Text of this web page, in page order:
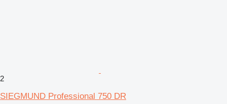
2
SIEGMUND Professional 750 DR